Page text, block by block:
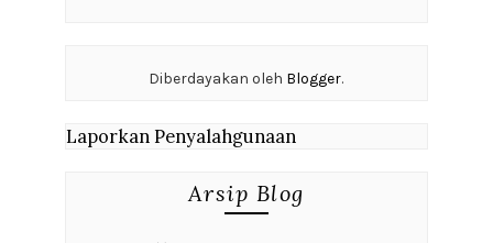
Diberdayakan oleh Blogger.
Laporkan Penyalahgunaan
Arsip Blog